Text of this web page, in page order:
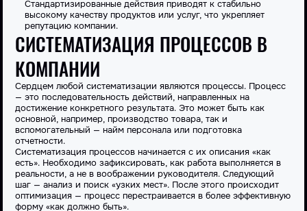
Стандартизированныедействия приводят к стабильно
высокому качеству продуктов или услуг, что укрепляет
репутациюкомпании.
СИСТЕМАТИЗАЦИЯ ПРОЦЕССОВ В
КОМПАНИИ
Сердцем любой систематизации являются процессы. Процесс
— это последовательность действий, направленных на
достижение конкретного результата. Это может быть как
основной, например, производство товара, так и
вспомогательный — найм персонала или подготовка
отчетности.
Систематизация процессов начинается с их описания «как
есть». Необходимо зафиксировать, как работа выполняется в
реальности, а не в воображении руководителя. Следующий
шаг — анализ и поиск «узких мест». После этого происходит
оптимизация — процесс перестраивается в более эффективную
форму «как должно быть».